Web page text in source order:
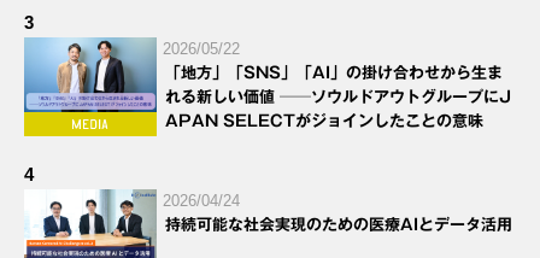
3
2026/05/22
「地方」「SNS」「AI」の掛け合わせから生ま
れる新しい価値 ──ソウルドアウトグループにJ
APAN SELECTがジョインしたことの意味
4
2026/04/24
持続可能な社会実現のための医療AIとデータ活用